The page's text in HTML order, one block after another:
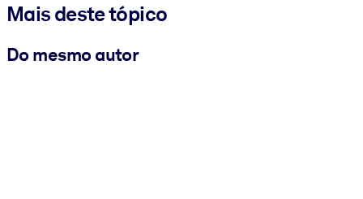
Mais deste tópico
Do mesmo autor